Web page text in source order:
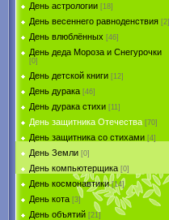
День астрологии [18]
День весеннего равноденствия [2]
День влюблённых [46]
День деда Мороза и Снегурочки
[0]
День детской книги [12]
День дурака [46]
День дурака стихи [11]
День защитника Отечества [70]
День защитника со стихами [4]
День Земли [0]
День компьютерщика [0]
День космонавтики [14]
День кота [3]
День объятий [21]